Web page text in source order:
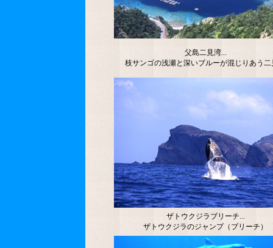
父島二見湾...
枝サンゴの浅瀬と深いブルーが混じりあう二
ザトウクジラブリーチ...
ザトウクジラのジャンプ（ブリーチ）